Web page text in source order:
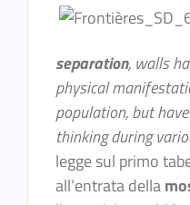
separation, walls
physical
population, but
thinking during
legge sul primo
all’entrata della